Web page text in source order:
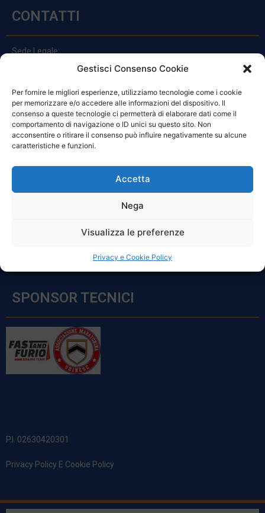
Gestisci Consenso Cookie
Per fornire le migliori esperienze, utilizziamo tecnologie come i cookie
per memorizzare e/o accedere alle informazioni del dispositivo. Il
consenso a queste tecnologie ci permetterà di elaborare dati come il
comportamento di navigazione o ID unici su questo sito. Non
acconsentire o ritirare il consenso può influire negativamente su alcune
caratteristiche e funzioni.
Accetta
Nega
Visualizza le preferenze
Privacy e Cookie Policy
CONTATTI
Sede Legale:
Via Principe Di Udine 144
clienti@officinefvg.it
info@officinefvg.it
posta@officinefvgpec.It
ORARI
Sabato: 8:00 – 12:00
SPONSOR TECNICI
P.I. 02630420301
Privacy Policy E Cookie Policy